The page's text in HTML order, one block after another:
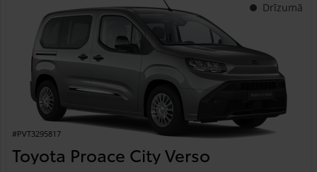
Drīzumā
#PVT3295817
Toyota Proace City Verso